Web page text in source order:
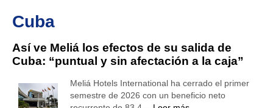
Cuba
Así ve Meliá los efectos de su salida de
Cuba: “puntual y sin afectación a la caja”
Meliá Hotels International ha cerrado el primer
semestre de 2026 con un beneficio neto